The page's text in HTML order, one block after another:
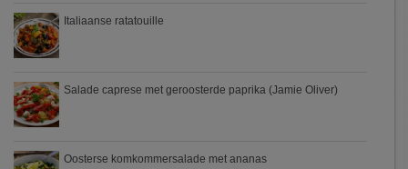
Italiaanse ratatouille
Salade caprese met geroosterde paprika (Jamie Oliver)
Oosterse komkommersalade met ananas